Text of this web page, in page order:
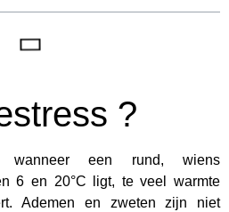
?
wanneer een rund, wiens
6 en 20°C ligt, te veel warmte
Ademen en zweten zijn niet